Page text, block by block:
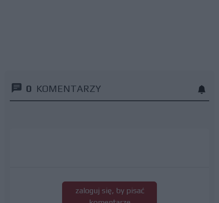
0 KOMENTARZY
zaloguj się, by pisać